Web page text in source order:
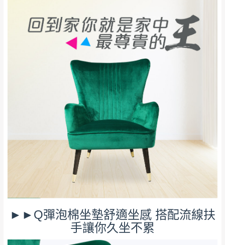
►►Q彈泡棉坐墊舒適坐感 搭配流線扶
手讓你久坐不累
（請先線上詢問 LINE
→
@dershin
免 運
費
＊A108產品另收運費
橫山、北埔鄉、尖
石鄉、寶山鄉山
區、新埔山區、芎
林山區、關西 玉山
雙溪、貢寮、烏
來、平溪、九份、
石門、林口 下福
「金額」。
若商品價格或庫存有異常，商家有權取消訂
部分網路商品恕無法更改原設計或客製，敬請
接單後二日內(不含例假日)，我們客服會與您
電話聯絡或E-Mail通知確認訂單。
（線上客
服 LINE → @dershin）
下單前先詢問是否現貨
，若未詢問下單後無
現貨我們客服會再來電或E-Mail與您聯絡
（洽詢方式請搜尋 Line ID →
運送範圍：限定北至基隆，南至苗栗，偏遠
地區恕無法提供運送 (詳見運送規章)。
配送範圍：
苗栗至基隆；其它地區暫不開放，如因特殊
地型限制(山區、鄉、鎮、村)、樓梯太小、無
依評論低至高排列 只顯示附上圖片
只顯示附上評論